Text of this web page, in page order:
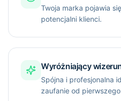
Twoja marka pojawia
potencjalni klienci.
Wyróżniający
Spójna i profesjonalna
zaufanie od